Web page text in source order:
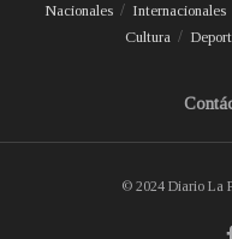
Nacionales Internacionales
Cultura
© 2024 Diario La